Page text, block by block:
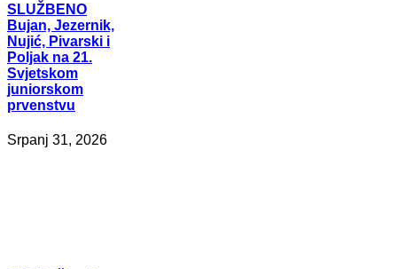
SLUŽBENO
Bujan, Jezernik,
Nujić, Pivarski i
Poljak na 21.
Svjetskom
juniorskom
prvenstvu
Srpanj 31, 2026